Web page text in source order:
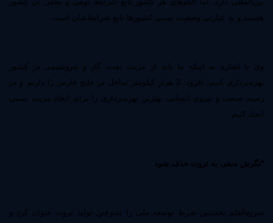
هستند و به عبارتی وضعیت نسبی کشورها تابع شرایط‌شان است.
وی با اشاره به اینکه ما باید از مزیت نفت، گاز و پتروشیمی در کشور
بهره‌برداری کنیم، افزود: 2 هزار کیلومتر ساحل در خلیج فارس را داریم و در
زمینه صنعت و نیروی انسانی بهترین بهره‌‌برداری را برای ایجاد مزیت نسبی
ایجاد کنیم.
*نگرش منفی به ثروت حذف شود
سریع‌القلم نخستین شرط توسعه ملی را پذیرفتن تولید ثروت عنوان کرد و